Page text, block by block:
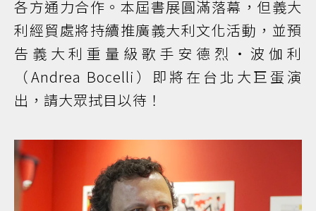
各方通力合作。本屆書展圓滿落幕，但義大
利經貿處將持續推廣義大利文化活動，並預
告義大利重量級歌手安德烈・波伽利
（Andrea Bocelli）即將在台北大巨蛋演
出，請大眾拭目以待！